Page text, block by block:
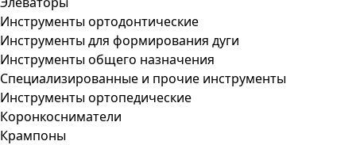
Инструменты ортодонтические
Инструменты для формирования дуги
Инструменты общего назначения
Специализированные и прочие инструменты
Инструменты ортопедические
Коронкосниматели
Крампоны